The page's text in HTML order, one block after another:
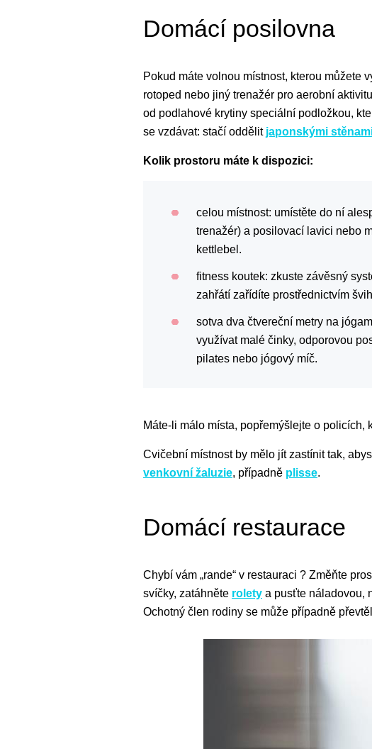
Domácí posilovna
Pokud máte volnou místnost, kterou můžete
rotoped nebo jiný trenažér pro aerobní
od podlahové krytiny speciální podložkou,
se vzdávat: stačí oddělit japonskými
Kolik prostoru máte k dispozici:
celou místnost: umístěte do ní
trenažér) a posilovací lavici nebo
kettlebel.
fitness koutek: zkuste závěsný
zahřátí zařídíte prostřednictvím
sotva dva čtvereční metry na
využívat malé činky, odporovou
pilates nebo jógový míč.
Máte-li málo místa, popřemýšlejte o
Cvičební místnost by mělo jít zastínit tak,
venkovní žaluzie, případně plisse.
Domácí restaurace
Chybí vám „rande“ v restauraci ? Změňte
svíčky, zatáhněte rolety a pusťte náladovou,
Ochotný člen rodiny se může případně